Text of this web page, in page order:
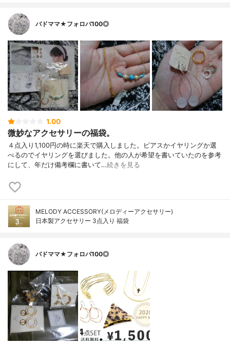
バドママ★フォロバ100◎
1.00
微妙なアクセサリーの福袋。
４点入り1,100円の時に楽天で購入しました。ピアスかイヤリングか選
べるのでイヤリングを選びました。他の人が希望を書いていたのを参考
にして、年だけ備考欄に書いて…続きを見る
MELODY ACCESSORY(メロディーアクセサリー)
日本製アクセサリー 3点入り 福袋
バドママ★フォロバ100◎